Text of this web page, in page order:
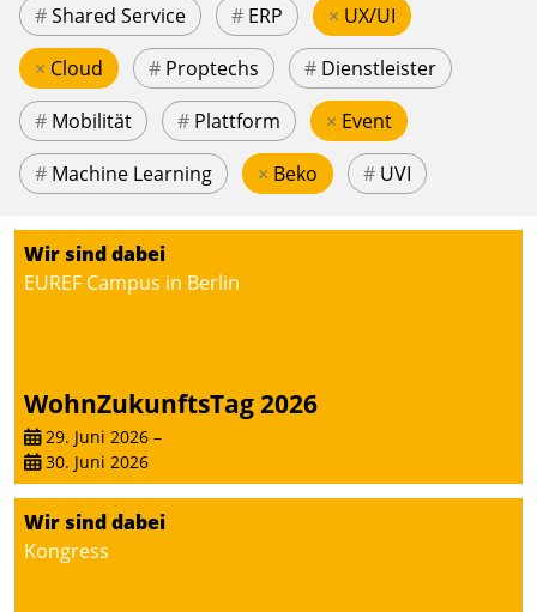
#Shared Service # ERP × UX/UI
× Cloud # Proptechs # Dienstleister
# Mobilität # Plattform × Event
# Machine Learning × Beko # UVI
Wir sind dabei
EUREF Campus in Berlin
WohnZukunftsTag 2026
29. Juni 2026 –
30. Juni 2026
Wir sind dabei
Kongress